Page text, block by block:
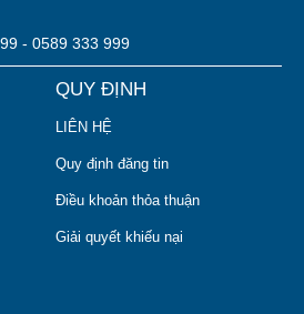
- 0589 333 999
QUY ĐỊNH
LIÊN HỆ
Quy định đăng tin
Điều khoản thỏa thuận
Giải quyết khiếu nại